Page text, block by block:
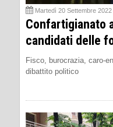
Martedì 20 Settembre 2022
Confartigianato
candidati delle
Fisco, burocrazia, caro-
dibattito politico